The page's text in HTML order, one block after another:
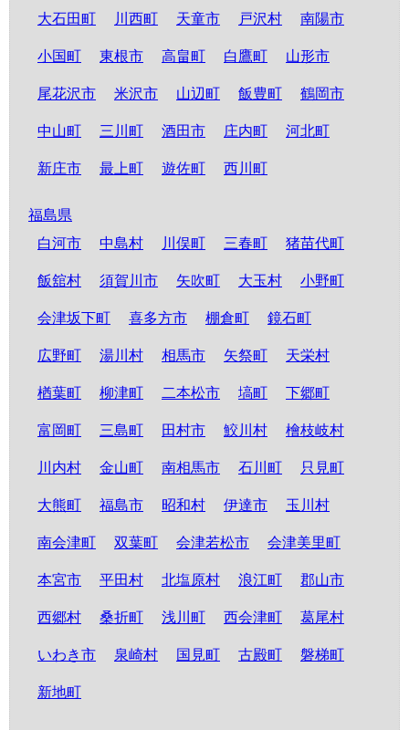
大石田町 川西町 天童市 戸沢村 南陽市
小国町 東根市 高畠町 白鷹町 山形市
尾花沢市 米沢市 山辺町 飯豊町 鶴岡市
中山町 三川町 酒田市 庄内町 河北町
新庄市 最上町 遊佐町 西川町
福島県
白河市
中島村 川俣町 三春町 猪苗代町
飯舘村 須賀川市 矢吹町 大玉村 小野町
会津坂下町 喜多方市 棚倉町 鏡石町
広野町 湯川村 相馬市 矢祭町 天栄村
楢葉町 柳津町 二本松市 塙町 下郷町
富岡町 三島町 田村市 鮫川村 檜枝岐村
川内村 金山町 南相馬市 石川町 只見町
大熊町 福島市 昭和村 伊達市 玉川村
南会津町 双葉町 会津若松市 会津美里町
本宮市 平田村 北塩原村 浪江町 郡山市
西郷村 桑折町 浅川町 西会津町 葛尾村
いわき市 泉崎村 国見町 古殿町 磐梯町
新地町